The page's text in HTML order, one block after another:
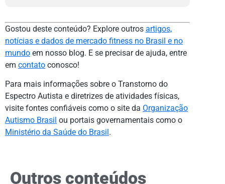
Gostou deste conteúdo? Explore outros artigos,
notícias e dados de mercado fitness no Brasil e no
mundo em nosso blog. E se precisar de ajuda, entre
em contato conosco!
Para mais informações sobre o Transtorno do
Espectro Autista e diretrizes de atividades físicas,
visite fontes confiáveis como o site da Organização
Autismo Brasil ou portais governamentais como o
Ministério da Saúde do Brasil .
Outros conteúdos